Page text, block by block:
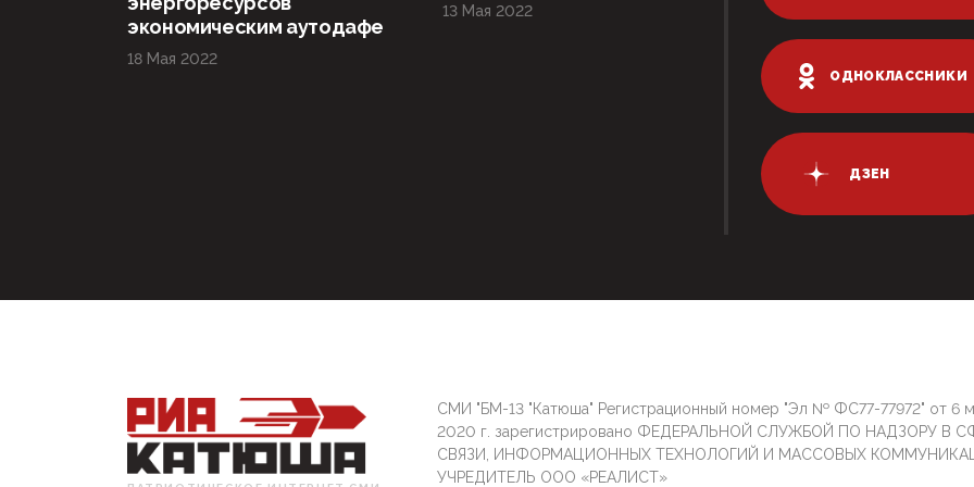
экономическим аутодафе
18 Мая 2022
13 Мая 2022
ОДНОКЛАССНИКИ
ДЗЕН
СМИ "БМ-13 "Катюша" Регистрационный номер "Эл № ФС77-77972" от 6
2020 г. зарегистрировано ФЕДЕРАЛЬНОЙ СЛУЖБОЙ ПО НАДЗОРУ В
СВЯЗИ, ИНФОРМАЦИОННЫХ ТЕХНОЛОГИЙ И МАССОВЫХ
УЧРЕДИТЕЛЬ ООО «РЕАЛИСТ»